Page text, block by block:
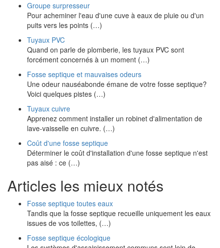
Groupe surpresseur
Pour acheminer l'eau d'une cuve à eaux de pluie ou d'un
puits vers les points (…)
Tuyaux PVC
Quand on parle de plomberie, les tuyaux PVC sont
forcément concernés à un moment (…)
Fosse septique et mauvaises odeurs
Une odeur nauséabonde émane de votre fosse septique?
Voici quelques pistes (…)
Tuyaux cuivre
Apprenez comment installer un robinet d'alimentation de
lave-vaisselle en cuivre. (…)
Coût d'une fosse septique
Déterminer le coût d'installation d'une fosse septique n'est
pas aisé : ce (…)
Articles les mieux notés
Fosse septique toutes eaux
Tandis que la fosse septique recueille uniquement les eaux
issues de vos toilettes, (…)
Fosse septique écologique